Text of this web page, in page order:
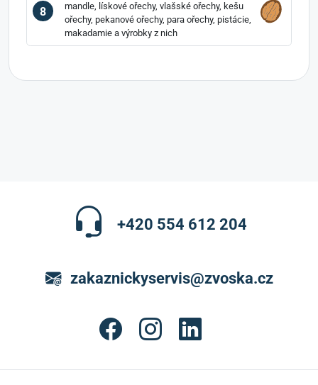
8
mandle, lískové ořechy, vlašské ořechy, kešu
ořechy, pekanové ořechy, para ořechy, pistácie,
makadamie a výrobky z nich
+420 554 612 204
zakaznickyservis@zvoska.cz